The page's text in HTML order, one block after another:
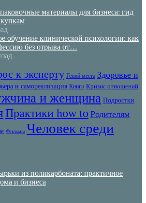
материалы для бизнеса: гид
обучение клинической психологии: как
без отрыва от…
к эксперту Гений места Здоровье и
и самореализация Книги Кризис отношений
и женщина Подростки
Практики how to Родителям
Фильмы Человек среди
из поликарбоната: практичное
и бизнеса